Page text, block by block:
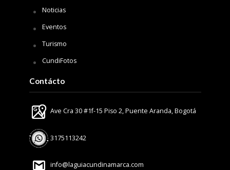
Noticias
Eventos
Turismo
CundiFotos
Contácto
Ave Cra 30 #1f-15 Piso 2, Puente Aranda, Bogotá
3175113242
info@laguiacundinamarca.com